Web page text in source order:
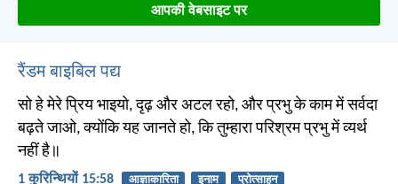
आपकी वेबसाइट पर
रैंडम बाइबिल पद्य
सो हे मेरे प्रिय भाइयो, दृढ़ और अटल रहो, और प्रभु के काम में सर्वदा
बढ़ते जाओ, क्योंकि यह जानते हो, कि तुम्हारा परिश्रम प्रभु में व्यर्थ
नहीं है॥
1 कुरिन्थियों 15:58 आज्ञाकारिता इनाम प्रोत्साहन